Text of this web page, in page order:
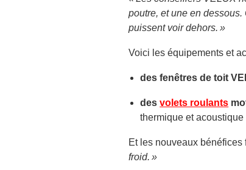
poutre, et une en
puissent voir dehors. »
Voici les équipements et
des fenêtres de toit
desvolets roulants
thermique et
Et les nouveaux bénéfices
froid. »